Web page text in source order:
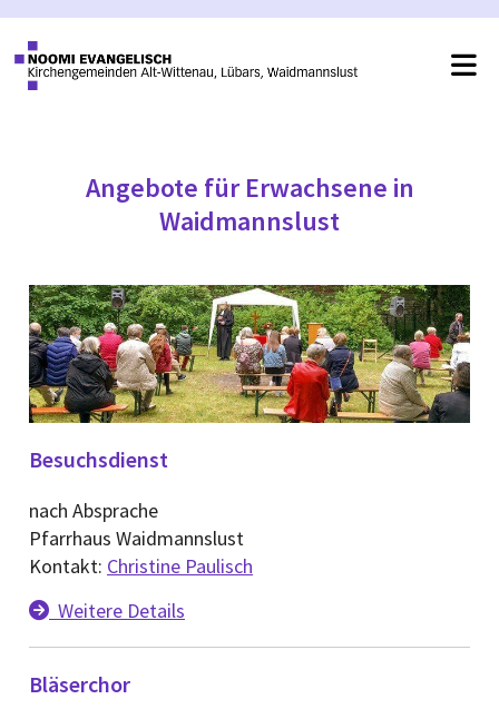
Angebote für Erwachsene in
Waidmannslust
Besuchsdienst
nach Absprache
Pfarrhaus Waidmannslust
Kontakt: Christine Paulisch
 Weitere Details
Bläserchor